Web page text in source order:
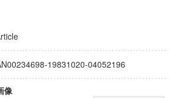
ーディングプログラム「超成熟社会発展のサ
19831020-04052196
像